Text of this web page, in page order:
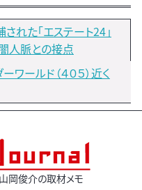
た「エステート24」
人脈との接点
ールド（４０５）近く
岡俊介の取材メモ